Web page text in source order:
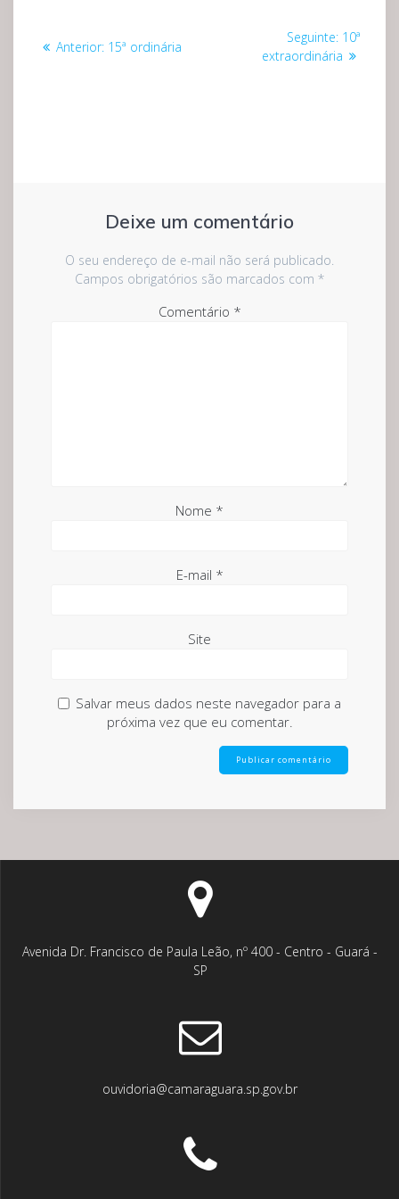
Anterior: Post
15ª ordinária
Seguinte: Post
seguinte:
10ª
extraordinária
Deixe um comentário
O seu endereço de e-mail não será publicado.
Campos obrigatórios são marcados com *
Comentário *
Nome *
E-mail *
Site
Salvar meus dados neste navegador para a
próxima vez que eu comentar.
Avenida Dr. Francisco de Paula Leão, nº 400 - Centro - Guará -
SP
ouvidoria@camaraguara.sp.gov.br